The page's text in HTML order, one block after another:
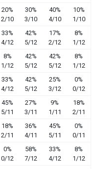
20%
2/10
30%
3/10
40%
4/10
10%
1/10
33%
4/12
42%
5/12
17%
2/12
8%
1/12
8%
1/12
42%
5/12
42%
5/12
8%
1/12
33%
4/12
42%
5/12
25%
3/12
0%
0/12
45%
5/11
27%
3/11
9%
1/11
18%
2/11
18%
2/11
36%
4/11
45%
5/11
0%
0/11
0%
0/12
58%
7/12
33%
4/12
8%
1/12